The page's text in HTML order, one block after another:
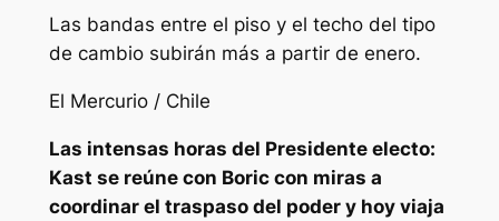
Las bandas entre el piso y el techo del tipo
de cambio subirán más a partir de enero.
El Mercurio / Chile
Las intensas horas del Presidente electo:
Kast se reúne con Boric con miras a
coordinar el traspaso del poder y hoy viaja